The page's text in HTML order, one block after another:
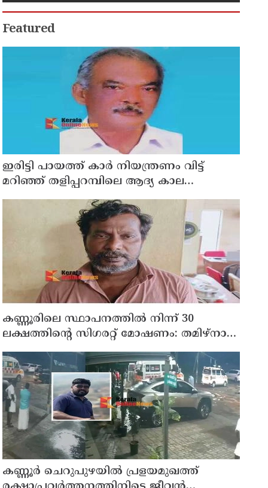
Featured
ഇരിട്ടി പായത്ത് കാർ നിയന്ത്രണം വിട്ട്
മറിഞ്ഞ് തളിപ്പറമ്പിലെ ആദ്യ കാല
കോണ്‍ഗ്രസ് നേതാവ് മരിച്ചു
കണ്ണൂരിലെ സ്ഥാപനത്തിൽ നിന്ന് 30
ലക്ഷത്തിന്റെ സിഗരറ്റ് മോഷണം: തമിഴ്‌നാട്
സ്വദേശിയായ സെയിൽസ്മാൻ
തെങ്കാശിയിൽ പിടിയിൽ
കണ്ണൂർ ചെറുപുഴയിൽ പ്രളയമുഖത്ത്